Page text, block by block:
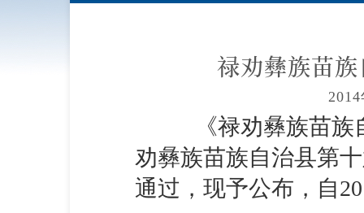
禄劝彝族苗
《禄劝彝族苗
劝彝族苗族自治县第
通过，现予公布，自